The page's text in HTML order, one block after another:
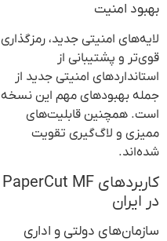
بهبود امنیت
لایه‌های امنیتی جدید، رمزگذاری
قوی‌تر و پشتیبانی از
استانداردهای امنیتی جدید از
جمله بهبودهای مهم این نسخه
است. همچنین قابلیت‌های
ممیزی و لاگ‌گیری تقویت
شده‌اند.
کاربردهای PaperCut MF
در ایران
سازمان‌های دولتی و اداری